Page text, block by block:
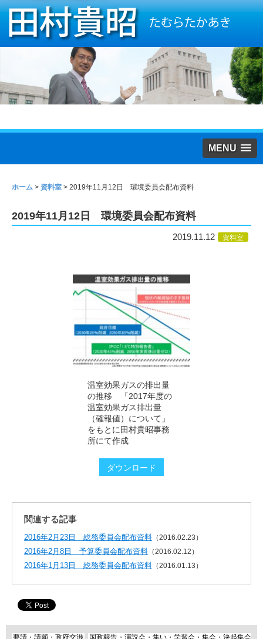
MENU
ホーム > 資料室 > 2019年11月12日 環境委員会配布資料
2019年11月12日 環境委員会配布資料
2019.11.12 資料室
温室効果ガスの排出量
の推移 「2017年度の
温室効果ガス排出量
（確報値）について」
をもとに田村貴昭事務
所にて作成
ダウンロード
関連する記事
2016年2月23日 総務委員会配布資料 （2016.02.23）
2016年2月8日 予算委員会配布資料 （2016.02.12）
2016年1月13日 総務委員会配布資料 （2016.01.13）
要請・請願・政府交渉
国政報告・演説会・集い・学習会・集会・決起集会